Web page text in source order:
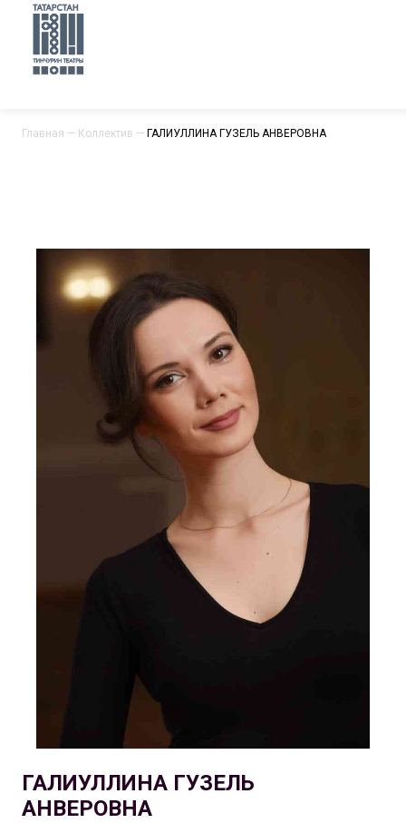
Главная — Коллектив — ГАЛИУЛЛИНА ГУЗЕЛЬ АНВЕРОВНА
ГАЛИУЛЛИНА ГУЗЕЛЬ
АНВЕРОВНА